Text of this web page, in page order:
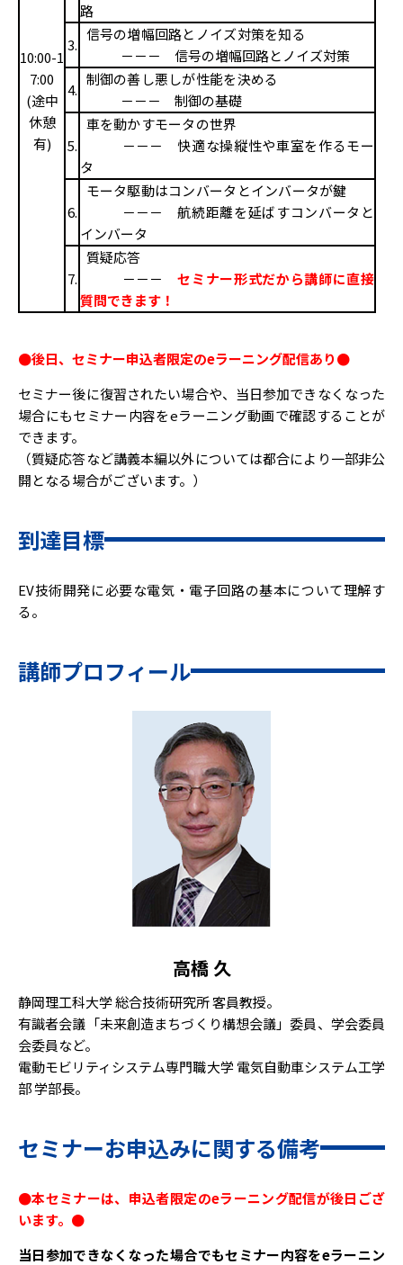
10:00-1
7:00
(途中
休憩
有)
路
3.
信号の増幅回路とノイズ対策を知る
－－－ 信号の増幅回路とノイズ対策
4.
制御の善し悪しが性能を決める
－－－ 制御の基礎
5.
車を動かすモータの世界
－－－ 快適な操縦性や車室を作るモー
タ
6.
モータ駆動はコンバータとインバータが鍵
－－－ 航続距離を延ばすコンバータと
インバータ
7.
質疑応答
－－－セミナー形式だから講師に直接
質問できます！
●後日、セミナー申込者限定のeラーニング配信あり●
セミナー後に復習されたい場合や、当日参加できなくなった
場合にもセミナー内容をeラーニング動画で確認することが
できます。
（質疑応答など講義本編以外については都合により一部非公
開となる場合がございます。）
到達目標
EV技術開発に必要な電気・電子回路の基本について理解す
る。
講師プロフィール
高橋 久
静岡理工科大学 総合技術研究所 客員教授。
有識者会議「未来創造まちづくり構想会議」委員、学会委員
会委員など。
電動モビリティシステム専門職大学 電気自動車システム工学
部 学部長。
セミナーお申込みに関する備考
●本セミナーは、申込者限定のeラーニング配信が後日ござ
います。●
当日参加できなくなった場合でもセミナー内容をeラーニン